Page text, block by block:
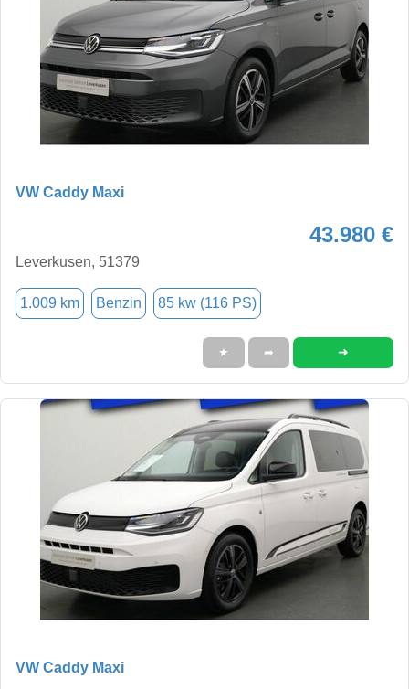
VW Caddy Maxi
43.980 €
Leverkusen, 51379
1.009 km Benzin 85 kw (116 PS)
★ ➦ ➜
VW Caddy Maxi